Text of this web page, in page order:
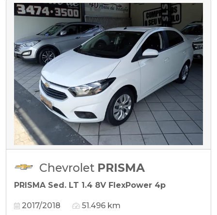
Chevrolet PRISMA
PRISMA Sed. LT 1.4 8V FlexPower 4p
2017/2018 51.496 km